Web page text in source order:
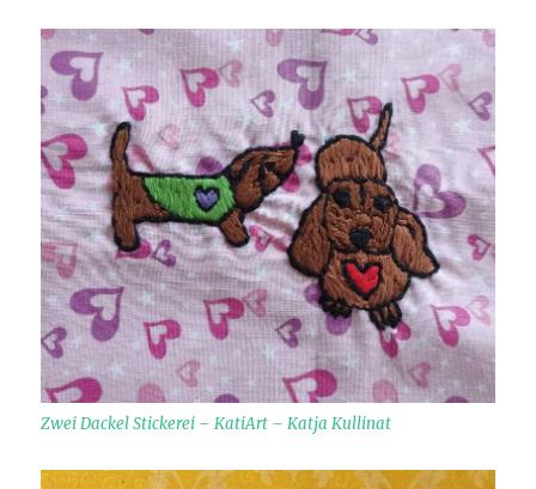
Zwei Dackel Stickerei – KatiArt – Katja Kullinat